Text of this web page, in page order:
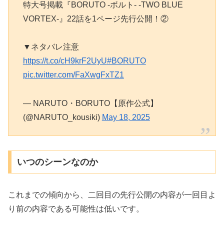
特大号掲載『BORUTO -ボルト- -TWO BLUE
VORTEX-』22話を1ページ先行公開！②
▼ネタバレ注意
https://t.co/cH9krF2UyU#BORUTO
pic.twitter.com/FaXwgFxTZ1
— NARUTO・BORUTO【原作公式】
(@NARUTO_kousiki) May 18, 2025
いつのシーンなのか
これまでの傾向から、二回目の先行公開の内容が一回目よ
り前の内容である可能性は低いです。